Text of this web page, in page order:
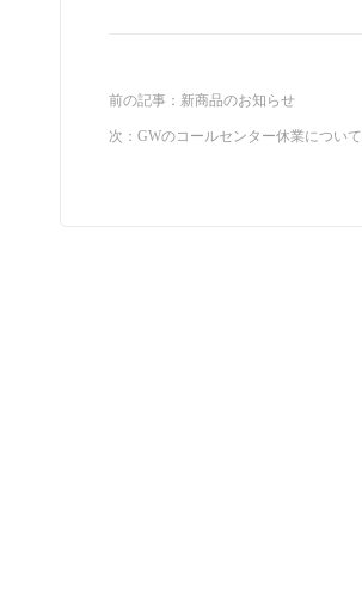
前の記事： 新商品のお知らせ
次： GWのコールセンター休業について